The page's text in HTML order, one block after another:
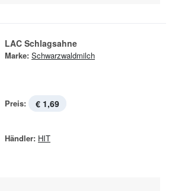
LAC Schlagsahne
Marke: Schwarzwaldmilch
Preis: € 1,69
Händler: HIT